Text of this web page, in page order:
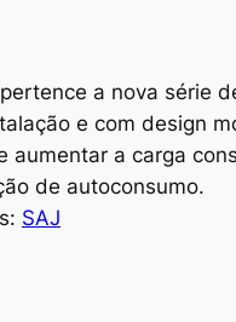
a nova série
e com design
aumentar a carga
de autoconsumo.
SAJ